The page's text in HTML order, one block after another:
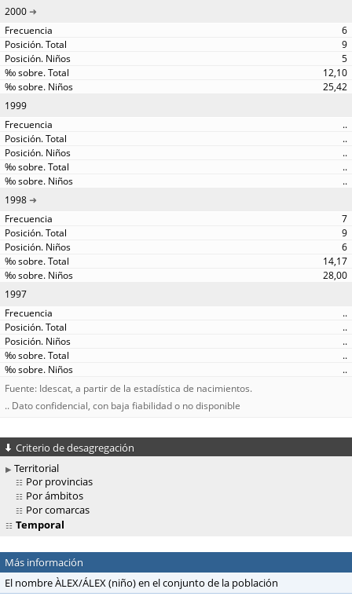
2000
6
9
5
12,10
25,42
1999
..
..
..
..
..
1998
7
9
6
14,17
28,00
1997
..
..
..
..
..
Fuente: Idescat, a partir de la estadística de nacimientos.
.. Dato confidencial, con baja fiabilidad o no disponible
Criterio de desagregación
Territorial
Por provincias
Por ámbitos
Por comarcas
Temporal
Más información
El nombre ÀLEX/ÁLEX (niño) en el conjunto de la población